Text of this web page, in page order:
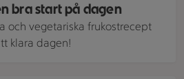
bra start på dagen
och vegetariska frukostrecept
klara dagen!